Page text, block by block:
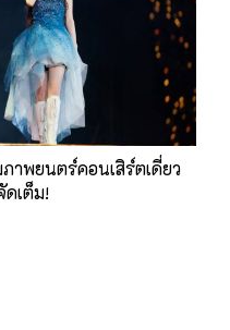
าพยนตร์คอนเสิร์ตเดี่ยว
ดเต็ม!